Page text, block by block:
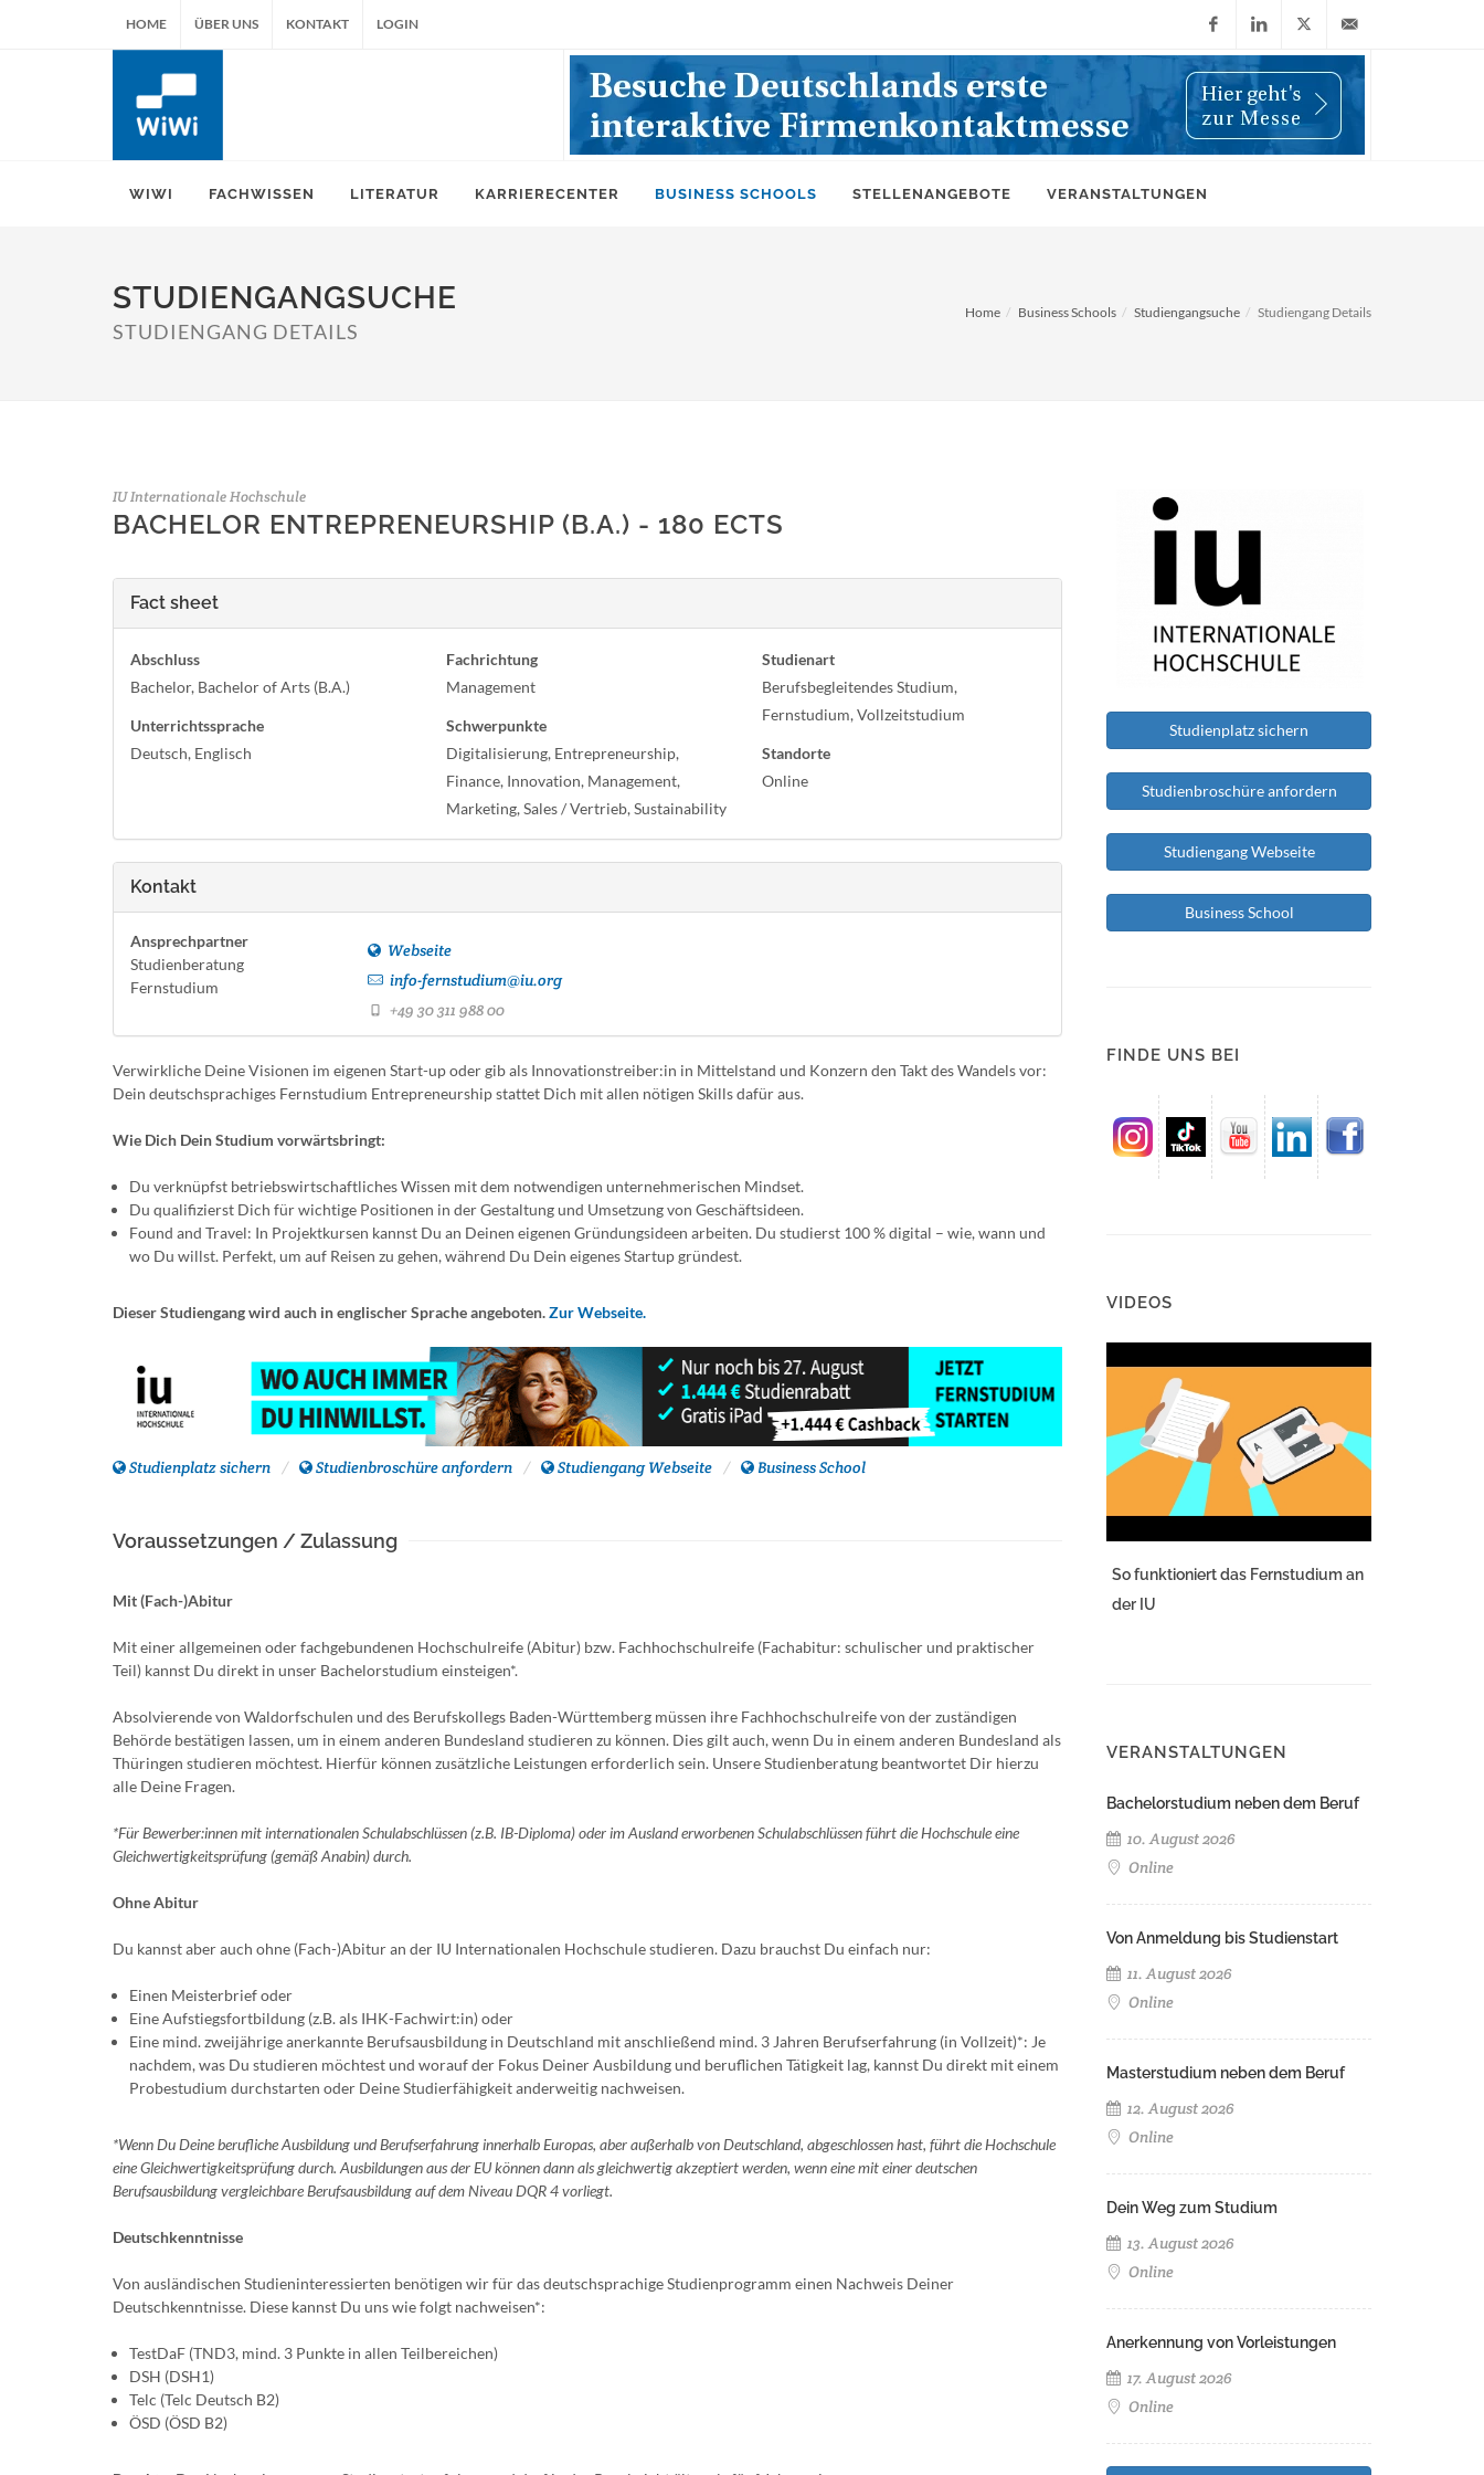
HOME ÜBER UNS KONTAKT LOGIN
FacebookLinkedIn
X
(Twitter)
info@wiwi-
WIWI FACHWISSEN LITERATUR KARRIERECENTER BUSINESS SCHOOLS STELLENANGEBOTE VERANSTALTUNGEN
STUDIENGANGSUCHE
STUDIENGANG DETAILS
Home Business Schools Studiengangsuche Studiengang Details
IU Internationale Hochschule
BACHELOR ENTREPRENEURSHIP (B.A.) - 180 ECTS
Fact sheet
Abschluss
Bachelor, Bachelor of Arts (B.A.)
Unterrichtssprache
Deutsch, Englisch
Fachrichtung
Management
Schwerpunkte
Digitalisierung, Entrepreneurship,
Finance, Innovation, Management,
Marketing, Sales / Vertrieb, Sustainability
Studienart
Berufsbegleitendes Studium,
Fernstudium, Vollzeitstudium
Standorte
Online
Kontakt
Ansprechpartner
Studienberatung
Fernstudium
Webseite
info-fernstudium@iu.org
+49 30 311 988 00
Verwirkliche Deine Visionen im eigenen Start-up oder gib als Innovationstreiber:in in Mittelstand und Konzern den Takt des Wandels vor:
Dein deutschsprachiges Fernstudium Entrepreneurship stattet Dich mit allen nötigen Skills dafür aus.
Wie Dich Dein Studium vorwärtsbringt:
Du verknüpfst betriebswirtschaftliches Wissen mit dem notwendigen unternehmerischen Mindset.
Du qualifizierst Dich für wichtige Positionen in der Gestaltung und Umsetzung von Geschäftsideen.
Found and Travel: In Projektkursen kannst Du an Deinen eigenen Gründungsideen arbeiten. Du studierst 100 % digital – wie, wann und
wo Du willst. Perfekt, um auf Reisen zu gehen, während Du Dein eigenes Startup gründest.
Dieser Studiengang wird auch in englischer Sprache angeboten.Zur Webseite.
Studienplatz sichern Studienbroschüre anfordern Studiengang Webseite Business School
Voraussetzungen / Zulassung
Mit (Fach-)Abitur
Mit einer allgemeinen oder fachgebundenen Hochschulreife (Abitur) bzw. Fachhochschulreife (Fachabitur: schulischer und praktischer
Teil) kannst Du direkt in unser Bachelorstudium einsteigen*.
Absolvierende von Waldorfschulen und des Berufskollegs Baden-Württemberg müssen ihre Fachhochschulreife von der zuständigen
Behörde bestätigen lassen, um in einem anderen Bundesland studieren zu können. Dies gilt auch, wenn Du in einem anderen Bundesland als
Thüringen studieren möchtest. Hierfür können zusätzliche Leistungen erforderlich sein. Unsere Studienberatung beantwortet Dir hierzu
alle Deine Fragen.
*Für Bewerber:innen mit internationalen Schulabschlüssen (z.B. IB-Diploma) oder im Ausland erworbenen Schulabschlüssen führt die Hochschule eine
Gleichwertigkeitsprüfung (gemäß Anabin) durch.
Ohne Abitur
Du kannst aber auch ohne (Fach-)Abitur an der IU Internationalen Hochschule studieren. Dazu brauchst Du einfach nur:
Einen Meisterbrief oder
Eine Aufstiegsfortbildung (z.B. als IHK-Fachwirt:in) oder
Eine mind. zweijährige anerkannte Berufsausbildung in Deutschland mit anschließend mind. 3 Jahren Berufserfahrung (in Vollzeit)*: Je
nachdem, was Du studieren möchtest und worauf der Fokus Deiner Ausbildung und beruflichen Tätigkeit lag, kannst Du direkt mit einem
Probestudium durchstarten oder Deine Studierfähigkeit anderweitig nachweisen.
*Wenn Du Deine berufliche Ausbildung und Berufserfahrung innerhalb Europas, aber außerhalb von Deutschland, abgeschlossen hast, führt die Hochschule
eine Gleichwertigkeitsprüfung durch. Ausbildungen aus der EU können dann als gleichwertig akzeptiert werden, wenn eine mit einer deutschen
Berufsausbildung vergleichbare Berufsausbildung auf dem Niveau DQR 4 vorliegt.
Deutschkenntnisse
Von ausländischen Studieninteressierten benötigen wir für das deutschsprachige Studienprogramm einen Nachweis Deiner
Deutschkenntnisse. Diese kannst Du uns wie folgt nachweisen*:
TestDaF (TND3, mind. 3 Punkte in allen Teilbereichen)
DSH (DSH1)
Telc (Telc Deutsch B2)
ÖSD (ÖSD B2)
Studienplatz sichern
Studienbroschüre anfordern
Studiengang Webseite
Business School
FINDE UNS BEI
VIDEOS
So funktioniert das Fernstudium an
der IU
VERANSTALTUNGEN
Bachelorstudium neben dem Beruf
10. August 2026
Online
Von Anmeldung bis Studienstart
11. August 2026
Online
Masterstudium neben dem Beruf
12. August 2026
Online
Dein Weg zum Studium
13. August 2026
Online
Anerkennung von Vorleistungen
17. August 2026
Online